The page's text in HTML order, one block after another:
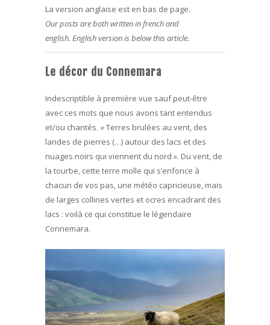
La version anglaise est en bas de page.
Our posts are both written in french and
english. English version is below this article.
Le décor du Connemara
Indescriptible à première vue sauf peut-être
avec ces mots que nous avons tant entendus
et/ou chantés. « Terres brulées au vent, des
landes de pierres (…) autour des lacs et des
nuages noirs qui viennent du nord ». Du vent, de
la tourbe, cette terre molle qui s’enfonce à
chacun de vos pas, une météo capricieuse, mais
de larges collines vertes et ocres encadrant des
lacs : voilà ce qui constitue le légendaire
Connemara.